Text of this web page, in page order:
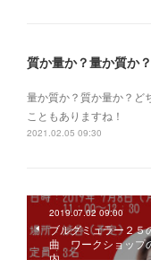
量か質か？ 質か量か？
こともありますね！
2021.02.05 09:30
2019.07.02 09:00
ブルグミュラー２５
曲 ワークショップ
内